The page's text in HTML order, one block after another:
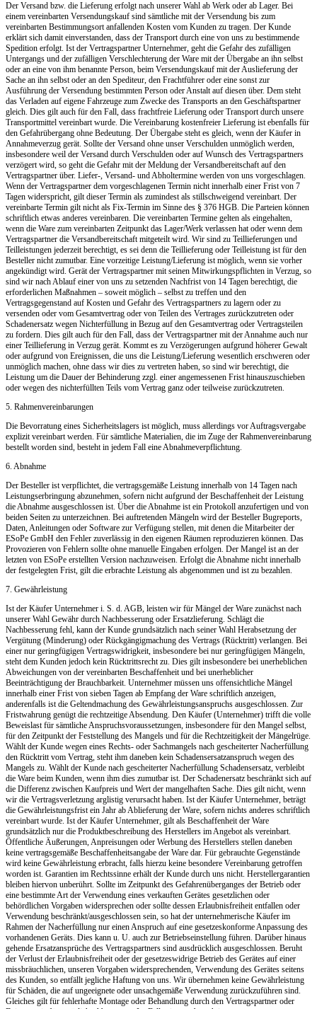
Der Versand bzw. die Lieferung erfolgt nach unserer Wahl ab Werk oder ab Lager. Bei
einem vereinbarten Versendungskauf sind sämtliche mit der Versendung bis zum
vereinbarten Bestimmungsort anfallenden Kosten vom Kunden zu tragen. Der Kunde
erklärt sich damit einverstanden, dass der Transport durch eine von uns zu bestimmende
Spedition erfolgt. Ist der Vertragspartner Unternehmer, geht die Gefahr des zufälligen
Untergangs und der zufälligen Verschlechterung der Ware mit der Übergabe an ihn selbst
oder an eine von ihm benannte Person, beim Versendungskauf mit der Auslieferung der
Sache an ihn selbst oder an den Spediteur, den Frachtführer oder eine sonst zur
Ausführung der Versendung bestimmten Person oder Anstalt auf diesen über. Dem steht
das Verladen auf eigene Fahrzeuge zum Zwecke des Transports an den Geschäftspartner
gleich. Dies gilt auch für den Fall, dass frachtfreie Lieferung oder Transport durch unsere
Transportmittel vereinbart wurde. Die Vereinbarung kostenfreier Lieferung ist ebenfalls für
den Gefahrübergang ohne Bedeutung. Der Übergabe steht es gleich, wenn der Käufer in
Annahmeverzug gerät. Sollte der Versand ohne unser Verschulden unmöglich werden,
insbesondere weil der Versand durch Verschulden oder auf Wunsch des Vertragspartners
verzögert wird, so geht die Gefahr mit der Meldung der Versandbereitschaft auf den
Vertragspartner über. Liefer-, Versand- und Abholtermine werden von uns vorgeschlagen.
Wenn der Vertragspartner dem vorgeschlagenen Termin nicht innerhalb einer Frist von 7
Tagen widerspricht, gilt dieser Termin als zumindest als stillschweigend vereinbart. Der
vereinbarte Termin gilt nicht als Fix-Termin im Sinne des § 376 HGB. Die Parteien können
schriftlich etwas anderes vereinbaren. Die vereinbarten Termine gelten als eingehalten,
wenn die Ware zum vereinbarten Zeitpunkt das Lager/Werk verlassen hat oder wenn dem
Vertragspartner die Versandbereitschaft mitgeteilt wird. Wir sind zu Teillieferungen und
Teilleistungen jederzeit berechtigt, es sei denn die Teillieferung oder Teilleistung ist für den
Besteller nicht zumutbar. Eine vorzeitige Leistung/Lieferung ist möglich, wenn sie vorher
angekündigt wird. Gerät der Vertragspartner mit seinen Mitwirkungspflichten in Verzug, so
sind wir nach Ablauf einer von uns zu setzenden Nachfrist von 14 Tagen berechtigt, die
erforderlichen Maßnahmen – soweit möglich – selbst zu treffen und den
Vertragsgegenstand auf Kosten und Gefahr des Vertragspartners zu lagern oder zu
versenden oder vom Gesamtvertrag oder von Teilen des Vertrages zurückzutreten oder
Schadenersatz wegen Nichterfüllung in Bezug auf den Gesamtvertrag oder Vertragsteilen
zu fordern. Dies gilt auch für den Fall, dass der Vertragspartner mit der Annahme auch nur
einer Teillieferung in Verzug gerät. Kommt es zu Verzögerungen aufgrund höherer Gewalt
oder aufgrund von Ereignissen, die uns die Leistung/Lieferung wesentlich erschweren oder
unmöglich machen, ohne dass wir dies zu vertreten haben, so sind wir berechtigt, die
Leistung um die Dauer der Behinderung zzgl. einer angemessenen Frist hinauszuschieben
oder wegen des nichterfüllten Teils vom Vertrag ganz oder teilweise zurückzutreten.
5. Rahmenvereinbarungen
Die Bevorratung eines Sicherheitslagers ist möglich, muss allerdings vor Auftragsvergabe
explizit vereinbart werden. Für sämtliche Materialien, die im Zuge der Rahmenvereinbarung
bestellt worden sind, besteht in jedem Fall eine Abnahmeverpflichtung.
6. Abnahme
Der Besteller ist verpflichtet, die vertragsgemäße Leistung innerhalb von 14 Tagen nach
Leistungserbringung abzunehmen, sofern nicht aufgrund der Beschaffenheit der Leistung
die Abnahme ausgeschlossen ist. Über die Abnahme ist ein Protokoll anzufertigen und von
beiden Seiten zu unterzeichnen. Bei auftretenden Mängeln wird der Besteller Bugreports,
Daten, Anleitungen oder Software zur Verfügung stellen, mit denen die Mitarbeiter der
ESoPe GmbH den Fehler zuverlässig in den eigenen Räumen reproduzieren können. Das
Provozieren von Fehlern sollte ohne manuelle Eingaben erfolgen. Der Mangel ist an der
letzten von ESoPe erstellten Version nachzuweisen. Erfolgt die Abnahme nicht innerhalb
der festgelegten Frist, gilt die erbrachte Leistung als abgenommen und ist zu bezahlen.
7. Gewährleistung
Ist der Käufer Unternehmer i. S. d. AGB, leisten wir für Mängel der Ware zunächst nach
unserer Wahl Gewähr durch Nachbesserung oder Ersatzlieferung. Schlägt die
Nachbesserung fehl, kann der Kunde grundsätzlich nach seiner Wahl Herabsetzung der
Vergütung (Minderung) oder Rückgängigmachung des Vertrags (Rücktritt) verlangen. Bei
einer nur geringfügigen Vertragswidrigkeit, insbesondere bei nur geringfügigen Mängeln,
steht dem Kunden jedoch kein Rücktrittsrecht zu. Dies gilt insbesondere bei unerheblichen
Abweichungen von der vereinbarten Beschaffenheit und bei unerheblicher
Beeinträchtigung der Brauchbarkeit. Unternehmer müssen uns offensichtliche Mängel
innerhalb einer Frist von sieben Tagen ab Empfang der Ware schriftlich anzeigen,
anderenfalls ist die Geltendmachung des Gewährleistungsanspruchs ausgeschlossen. Zur
Fristwahrung genügt die rechtzeitige Absendung. Den Käufer (Unternehmer) trifft die volle
Beweislast für sämtliche Anspruchsvoraussetzungen, insbesondere für den Mangel selbst,
für den Zeitpunkt der Feststellung des Mangels und für die Rechtzeitigkeit der Mängelrüge.
Wählt der Kunde wegen eines Rechts- oder Sachmangels nach gescheiterter Nacherfüllung
den Rücktritt vom Vertrag, steht ihm daneben kein Schadensersatzanspruch wegen des
Mangels zu. Wählt der Kunde nach gescheiterter Nacherfüllung Schadensersatz, verbleibt
die Ware beim Kunden, wenn ihm dies zumutbar ist. Der Schadenersatz beschränkt sich auf
die Differenz zwischen Kaufpreis und Wert der mangelhaften Sache. Dies gilt nicht, wenn
wir die Vertragsverletzung arglistig verursacht haben. Ist der Käufer Unternehmer, beträgt
die Gewährleistungsfrist ein Jahr ab Ablieferung der Ware, sofern nichts anderes schriftlich
vereinbart wurde. Ist der Käufer Unternehmer, gilt als Beschaffenheit der Ware
grundsätzlich nur die Produktbeschreibung des Herstellers im Angebot als vereinbart.
Öffentliche Äußerungen, Anpreisungen oder Werbung des Herstellers stellen daneben
keine vertragsgemäße Beschaffenheitsangabe der Ware dar. Für gebrauchte Gegenstände
wird keine Gewährleistung erbracht, falls hierzu keine besondere Vereinbarung getroffen
worden ist. Garantien im Rechtssinne erhält der Kunde durch uns nicht. Herstellergarantien
bleiben hiervon unberührt. Sollte im Zeitpunkt des Gefahrenüberganges der Betrieb oder
eine bestimmte Art der Verwendung eines verkauften Gerätes gesetzlichen oder
behördlichen Vorgaben widersprechen oder sollte dessen Erlaubnisfreiheit entfallen oder
Verwendung beschränkt/ausgeschlossen sein, so hat der unternehmerische Käufer im
Rahmen der Nacherfüllung nur einen Anspruch auf eine gesetzeskonforme Anpassung des
vorhandenen Geräts. Dies kann u. U. auch zur Betriebseinstellung führen. Darüber hinaus
gehende Ersatzansprüche des Vertragspartners sind ausdrücklich ausgeschlossen. Beruht
der Verlust der Erlaubnisfreiheit oder der gesetzeswidrige Betrieb des Gerätes auf einer
missbräuchlichen, unseren Vorgaben widersprechenden, Verwendung des Gerätes seitens
des Kunden, so entfällt jegliche Haftung von uns. Wir übernehmen keine Gewährleistung
für Schäden, die auf ungeeignete oder unsachgemäße Verwendung zurückzuführen sind.
Gleiches gilt für fehlerhafte Montage oder Behandlung durch den Vertragspartner oder